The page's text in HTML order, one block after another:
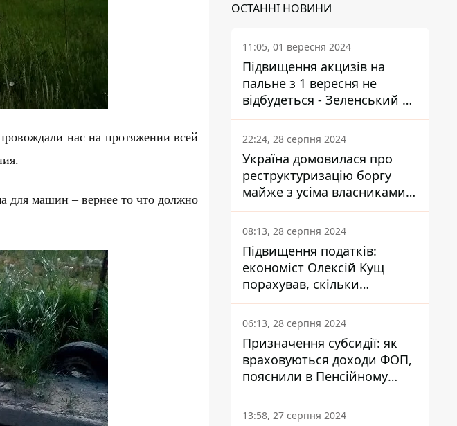
нас на протяжении всей
для машин – вернее то что должно
ОСТАННІ НОВИНИ
11:05, 01 вересня 2024
Підвищення акцизів на
пальне з 1 вересня не
відбудеться - Зеленський не
підписав закон
22:24, 28 серпня 2024
Україна домовилася про
реструктуризацію боргу
майже з усіма власниками
єврооблігацій: що це
означає для країни
08:13, 28 серпня 2024
Підвищення податків:
економіст Олексій Кущ
порахував, скільки
заплатить кожен українець
06:13, 28 серпня 2024
Призначення субсидії: як
враховуються доходи ФОП,
пояснили в Пенсійному
фонді
13:58, 27 серпня 2024